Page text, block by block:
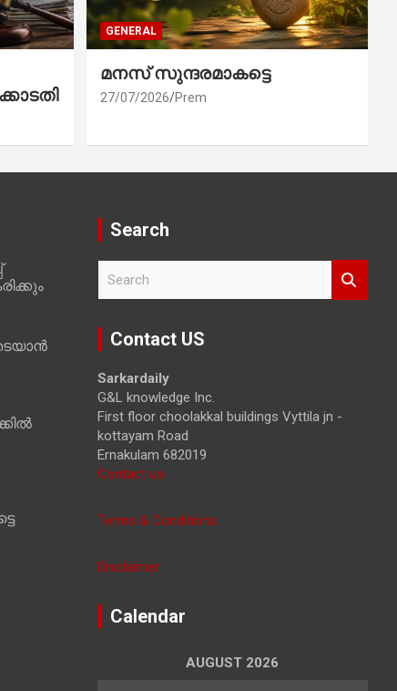
GENERAL
മനസ് സുന്ദരമാകട്ടെ
27/07/2026 Prem
Search
r
Contact US
Sarkardaily
G&L knowledge Inc.
First floor choolakkal buildings Vyttila jn -
kottayam Road
Ernakulam 682019
Contact us
Terms & Conditions
Disclaimer
Calendar
AUGUST 2026